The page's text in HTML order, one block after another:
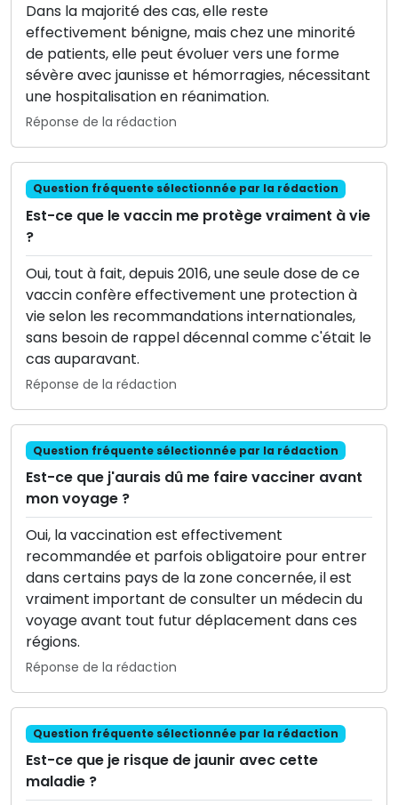
Dans la majorité des cas, elle reste
effectivement bénigne, mais chez une minorité
de patients, elle peut évoluer vers une forme
sévère avec jaunisse et hémorragies, nécessitant
une hospitalisation en réanimation.
Réponse de la rédaction
Question fréquente sélectionnée par la rédaction
Est-ce que le vaccin me protège vraiment à vie
?
Oui, tout à fait, depuis 2016, une seule dose de ce
vaccin confère effectivement une protection à
vie selon les recommandations internationales,
sans besoin de rappel décennal comme c'était le
cas auparavant.
Réponse de la rédaction
Question fréquente sélectionnée par la rédaction
Est-ce que j'aurais dû me faire vacciner avant
mon voyage ?
Oui, la vaccination est effectivement
recommandée et parfois obligatoire pour entrer
dans certains pays de la zone concernée, il est
vraiment important de consulter un médecin du
voyage avant tout futur déplacement dans ces
régions.
Réponse de la rédaction
Question fréquente sélectionnée par la rédaction
Est-ce que je risque de jaunir avec cette
maladie ?